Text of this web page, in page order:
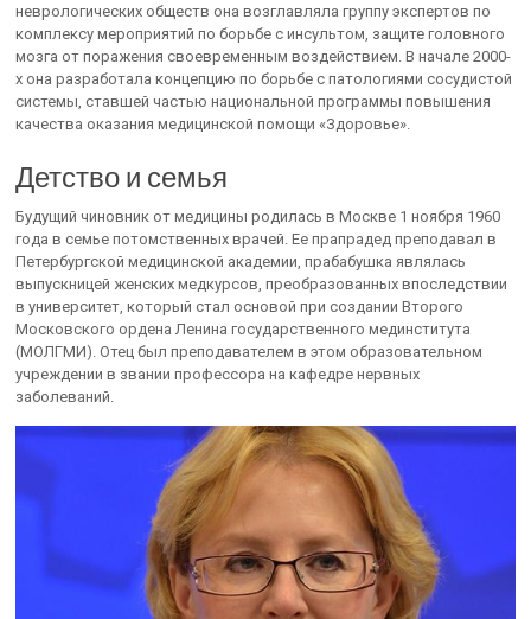
неврологических обществ она возглавляла группу экспертов по
комплексу мероприятий по борьбе с инсультом, защите головного
мозга от поражения своевременным воздействием. В начале 2000-
х она разработала концепцию по борьбе с патологиями сосудистой
системы, ставшей частью национальной программы повышения
качества оказания медицинской помощи «Здоровье».
Детство и семья
Будущий чиновник от медицины родилась в Москве 1 ноября 1960
года в семье потомственных врачей. Ее прапрадед преподавал в
Петербургской медицинской академии, прабабушка являлась
выпускницей женских медкурсов, преобразованных впоследствии
в университет, который стал основой при создании Второго
Московского ордена Ленина государственного мединститута
(МОЛГМИ). Отец был преподавателем в этом образовательном
учреждении в звании профессора на кафедре нервных
заболеваний.